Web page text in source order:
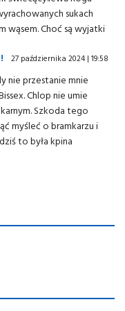
sukach
wąsem. Choć są wyjatki
27 października 2024 | 19:58
nie przestanie mnie
Chlop nie umie
Szkoda tego
myśleć o bramkarzu i
to była kpina